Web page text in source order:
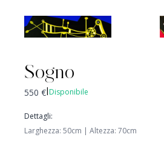
Sogno
550 € Disponibile
Dettagli:
Larghezza: 50cm | Altezza: 70cm